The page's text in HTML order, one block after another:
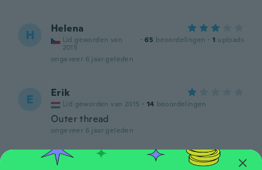
H Helena
Lid geworden van
2015
· 65 beoordelingen · 1 uploads
ongeveer 6 jaar geleden
E Erik
Lid geworden van 2015 · 14 beoordelingen
Outer thread
ongeveer 6 jaar geleden
Mihaela